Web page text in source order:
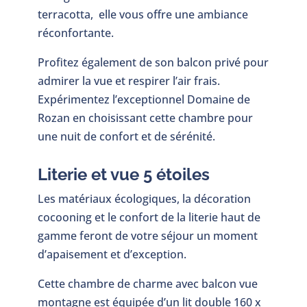
terracotta, elle vous offre une ambiance
réconfortante.
Profitez également de son balcon privé pour
admirer la vue et respirer l’air frais.
Expérimentez l’exceptionnel Domaine de
Rozan en choisissant cette chambre pour
une nuit de confort et de sérénité.
Literie et vue 5 étoiles
Les matériaux écologiques, la décoration
cocooning et le confort de la literie haut de
gamme feront de votre séjour un moment
d’apaisement et d’exception.
Cette chambre de charme avec balcon vue
montagne est équipée d’un lit double 160 x